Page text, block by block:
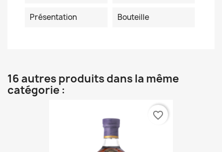
Présentation Bouteille
16 autres produits dans la même
catégorie :
favorite_border